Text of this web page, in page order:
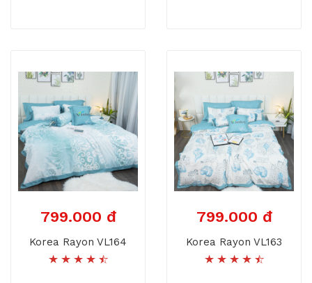
799.000 đ
Korea Rayon VL164
799.000 đ
Korea Rayon VL163